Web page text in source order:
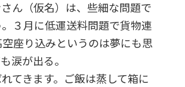
ん（仮名）は、些細な問題で
３月に低運送料問題で貨物連
座り込みというのは夢にも思
涙が出る。
てきます。ご飯は蒸して箱に